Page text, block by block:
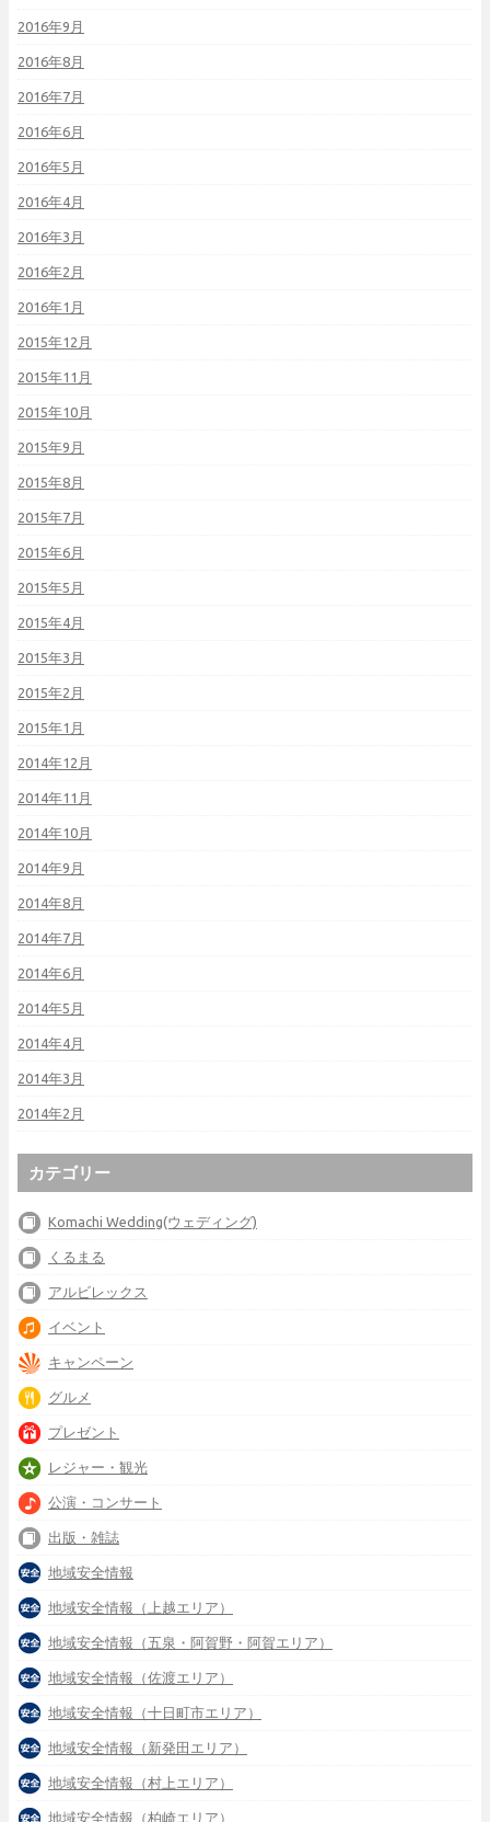
2016年9月
2016年8月
2016年7月
2016年6月
2016年5月
2016年4月
2016年3月
2016年2月
2016年1月
2015年12月
2015年11月
2015年10月
2015年9月
2015年8月
2015年7月
2015年6月
2015年5月
2015年4月
2015年3月
2015年2月
2015年1月
2014年12月
2014年11月
2014年10月
2014年9月
2014年8月
2014年7月
2014年6月
2014年5月
2014年4月
2014年3月
2014年2月
カテゴリー
Komachi Wedding(ウェディング)
くるまる
アルビレックス
イベント
キャンペーン
グルメ
プレゼント
レジャー・観光
公演・コンサート
出版・雑誌
地域安全情報
地域安全情報（上越エリア）
地域安全情報（五泉・阿賀野・阿賀エリア）
地域安全情報（佐渡エリア）
地域安全情報（十日町市エリア）
地域安全情報（新発田エリア）
地域安全情報（村上エリア）
地域安全情報（柏崎エリア）